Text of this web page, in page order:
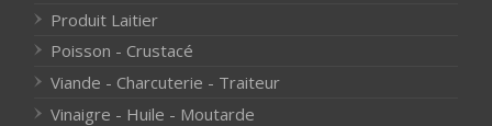
Produit Laitier
Poisson - Crustacé
Viande - Charcuterie - Traiteur
Vinaigre - Huile - Moutarde